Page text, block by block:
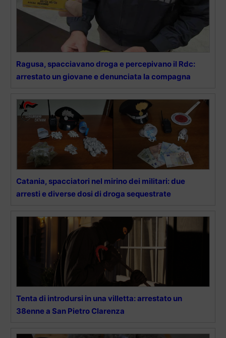
Ragusa, spacciavano droga e percepivano il Rdc:
arrestato un giovane e denunciata la compagna
Catania, spacciatori nel mirino dei militari: due
arresti e diverse dosi di droga sequestrate
Tenta di introdursi in una villetta: arrestato un
38enne a San Pietro Clarenza